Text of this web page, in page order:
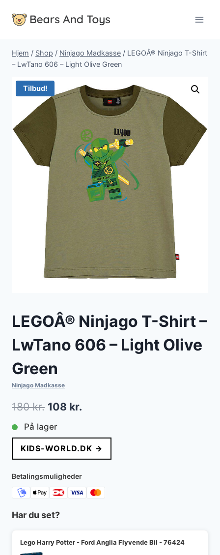
Hjem / Shop / Ninjago Madkasse / LEGOÂ® Ninjago T-Shirt
– LwTano 606 – Light Olive Green
Tilbud!
LEGOÂ® Ninjago T-Shirt –
LwTano 606 – Light Olive
Green
Ninjago Madkasse
180kr. Den
oprindelige
pris
var:
180 kr..
108 kr.
pris
er:
108 kr..
På lager
KIDS-WORLD.DK →
Betalingsmuligheder
Har du set?
Lego Harry Potter - Ford Anglia Flyvende Bil - 76424